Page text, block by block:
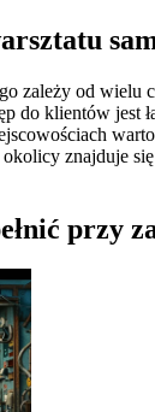
zależy od
do klientów jest
znajduje
przy